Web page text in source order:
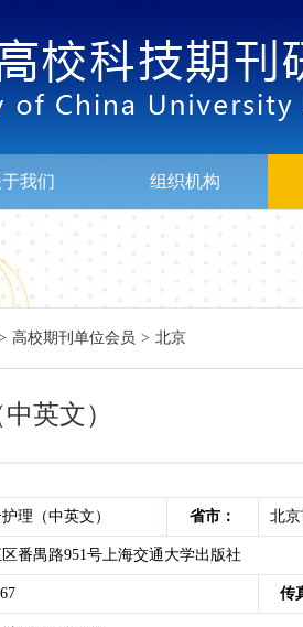
我们 组织机构
高校期刊单位会员 > 北京
英文）
理（中英文） 省市： 北
番禺路951号上海交通大学出版社
传